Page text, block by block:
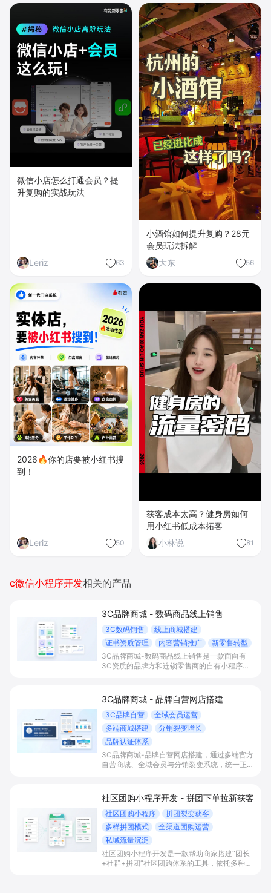
微信小店怎么打通会员？提
升复购的实战玩法
Leriz 63
小酒馆如何提升复购？28元
会员玩法拆解
大东
56
2026🔥你的店要被小红书搜
到！
Leriz 50
获客成本太高？健身房如何
用小红书低成本拓客
小林说
81
c微信小程序开发相关的产品
3C品牌商城 - 数码商品线上销售
3C数码销售
线上商城搭建
证书资质管理
内容营销推广
新零售转型
3C品牌商城-数码商品线上销售是一款面向有
3C资质的品牌方和连锁零售商的自有小程序商
速搭建数码商城、提升年轻客群转化并完成线上
线下一体化经营。
3C品牌商城 - 品牌自营网店搭建
3C品牌自营
全域会员运营
多端商城搭建
分销裂变增长
品牌认证体系
3C品牌商城-品牌自营网店搭建，通过多端官方
自营商城、全域会员与分销裂变系统，统一正品
社区团购小程序开发 - 拼团下单拉新获客
社区团购小程序
拼团裂变获客
多样拼团模式
全渠道团购运营
私域流量沉淀
社区团购小程序开发是一款帮助商家搭建“团长
+社群+拼团”社区团购体系的工具，依托多种拼